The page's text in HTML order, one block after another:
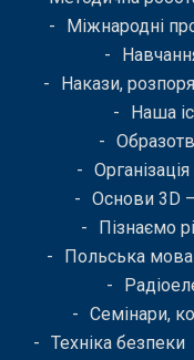
Міжнародні
Накази,
Наша
Основи 3D
Пізнаємо
Польська мова
Семінари,
Техніка безпеки